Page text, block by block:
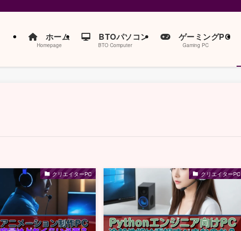
ホーム
Homepage
BTOパソコン
BTO Computer
ゲーミングPC
Gaming PC
クリエイターPC クリエイターPC